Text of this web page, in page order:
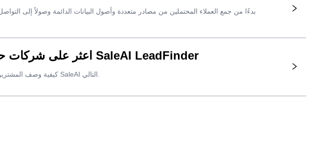
اعثر على شركات حقيقية من خلال طلب واحد من المشتري باستخدام وكيل SaleAI LeadFinder
كيفية وصف المشترين الذين تريدهم، ومراجعة الشركات التي تم إرجاعها، ونقل السجلات المؤهلة فقط إلى سير عمل SaleAI التالي.